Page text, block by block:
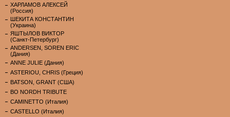
ХАРЛАМОВ АЛЕКСЕЙ
(Россия)
ШЕКИТА КОНСТАНТИН
(Украина)
ЯШТЫЛОВ ВИКТОР
(Санкт-Петербург)
ANDERSEN, SOREN ERIC
(Дания)
ANNE JULIE (Дания)
ASTERIOU, CHRIS (Греция)
BATSON, GRANT (США)
BO NORDH TRIBUTE
CAMINETTO (Италия)
CASTELLO (Италия)